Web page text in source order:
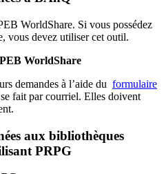
WorldShare. Si vous possédez
vous devez utiliser cet outil.
WorldShare
demandes à l’aide du formulaire
fait par courriel. Elles doivent
aux bibliothèques
PRPG